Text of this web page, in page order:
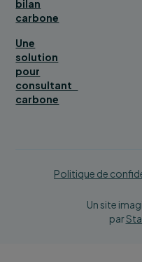
bilan
carbone
Une
solution
pour
consultant
carbone
Politique de
Un site
par